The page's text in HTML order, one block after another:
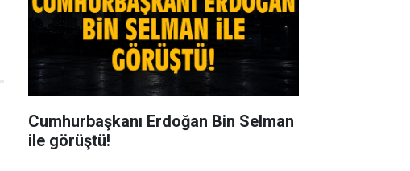
Cumhurbaşkanı Erdoğan Bin Selman
ile görüştü!